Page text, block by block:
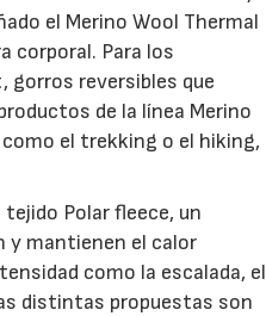
el Merino Wool Thermal
corporal. Para los
gorros reversibles que
de la línea Merino
el trekking o el hiking,
Polar fleece, un
y mantienen el calor
como la escalada, el
distintas propuestas son